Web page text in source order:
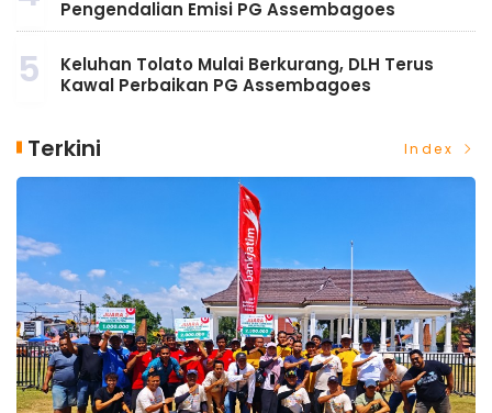
Pengendalian Emisi PG Assembagoes
5
Keluhan Tolato Mulai Berkurang, DLH Terus
Kawal Perbaikan PG Assembagoes
Terkini Index